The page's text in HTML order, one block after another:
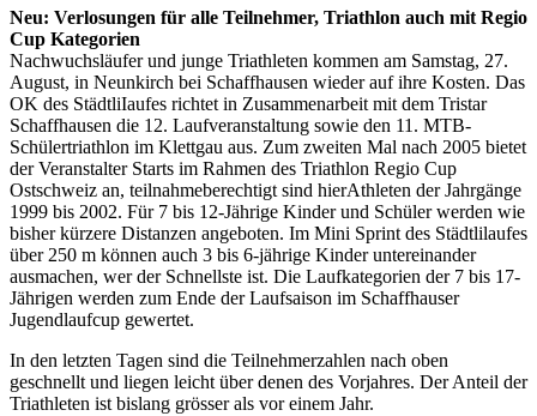
Neu: Verlosungen für alle Teilnehmer, Triathlon auch mit Regio
Cup Kategorien
Nachwuchsläufer und junge Triathleten kommen am Samstag, 27.
August, in Neunkirch bei Schaffhausen wieder auf ihre Kosten. Das
OK des StädtliIaufes richtet in Zusammenarbeit mit dem Tristar
Schaffhausen die 12. Laufveranstaltung sowie den 11. MTB-
Schülertriathlon im Klettgau aus. Zum zweiten Mal nach 2005 bietet
der Veranstalter Starts im Rahmen des Triathlon Regio Cup
Ostschweiz an, teilnahmeberechtigt sind hierAthleten der Jahrgänge
1999 bis 2002. Für 7 bis 12-Jährige Kinder und Schüler werden wie
bisher kürzere Distanzen angeboten. Im Mini Sprint des Städtlilaufes
über 250 m können auch 3 bis 6-jährige Kinder untereinander
ausmachen, wer der Schnellste ist. Die Laufkategorien der 7 bis 17-
Jährigen werden zum Ende der Laufsaison im Schaffhauser
Jugendlaufcup gewertet.
In den letzten Tagen sind die Teilnehmerzahlen nach oben
geschnellt und liegen leicht über denen des Vorjahres. Der Anteil der
Triathleten ist bislang grösser als vor einem Jahr.